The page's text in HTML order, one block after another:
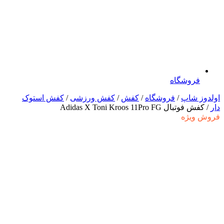
فروشگاه
اولدوز شاپ / فروشگاه / کفش / کفش ورزشی / کفش استوک
دار / کفش فوتبال Adidas X Toni Kroos 11Pro FG
فروش ویژه